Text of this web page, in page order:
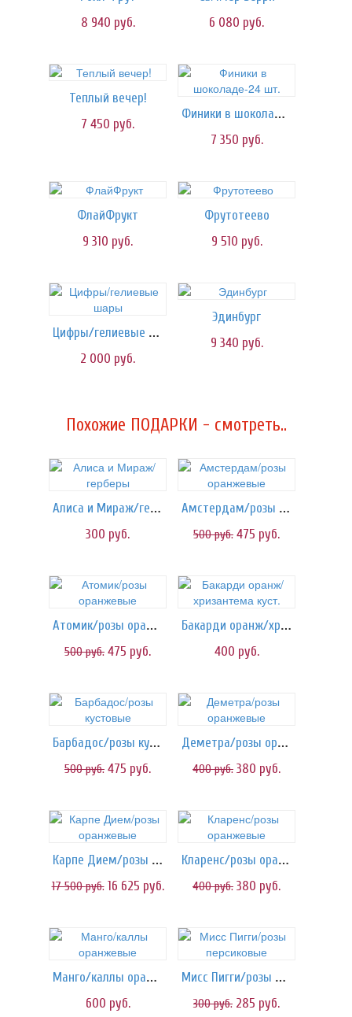
8 940 руб.
6 080 руб.
Теплый вечер!
7 450 руб.
Финики в шоколаде-24 шт.
7 350 руб.
ФлайФрукт
9 310 руб.
Фрутотеево
9 510 руб.
Цифры/гелиевые шары
2 000 руб.
Эдинбург
9 340 руб.
Похожие ПОДАРКИ - смотреть..
Алиса и Мираж/герберы
300 руб.
Амстердам/розы оранжевые
500руб. 475 руб.
Атомик/розы оранжевые
500руб. 475 руб.
Бакарди оранж/хризантема куст.
400 руб.
Барбадос/розы кустовые
500руб. 475 руб.
Деметра/розы оранжевые
400руб. 380 руб.
Карпе Дием/розы оранжевые
17 500руб. 16 625 руб.
Кларенс/розы оранжевые
400руб. 380 руб.
Манго/каллы оранжевые
600 руб.
Мисс Пигги/розы персиковые
300руб. 285 руб.